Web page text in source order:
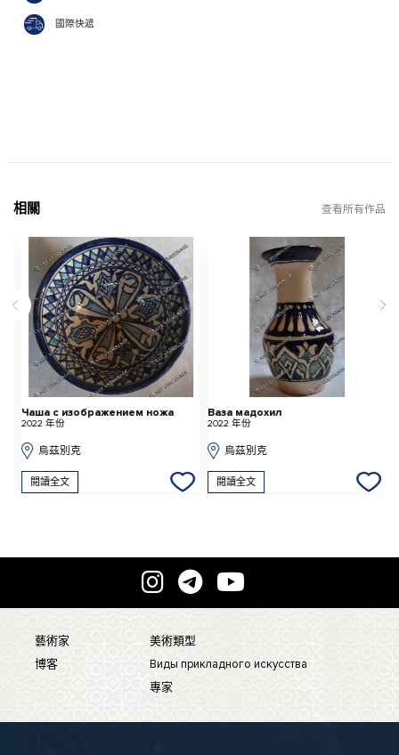
國際快遞
相關 查看所有作品
Чаша с изображением ножа
2022 年份
烏茲別克
閱讀全文
Ваза мадохил
2022 年份
烏茲別克
閱讀全文
藝術家
博客
美術類型
Виды прикладного искусства
專家